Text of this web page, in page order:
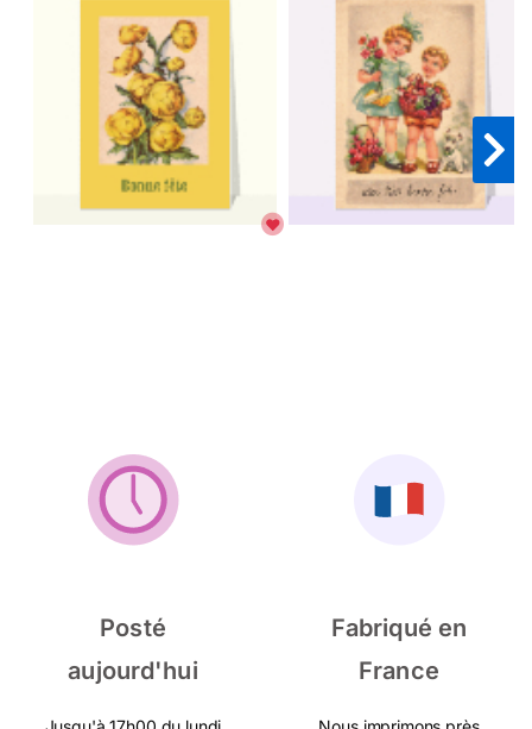
Posté
aujourd'hui
Fabriqué en
France